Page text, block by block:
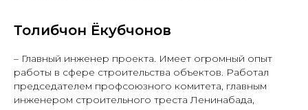
Толибчон Ёкубчонов
– Главный инженер проекта. Имеет огромный опыт
работы в сфере строительства объектов. Работал
председателем профсоюзного комитета, главным
инженером строительного треста Ленинабада,